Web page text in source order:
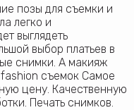
позы для съемки и
легко и
выглядеть
выбор платьев в
снимки. А макияж
съемок Самое
цену. Качественную
Печать снимков.